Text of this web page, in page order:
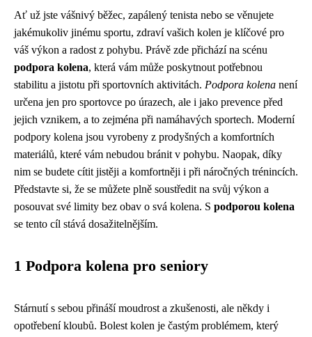
Ať už jste vášnivý běžec, zapálený tenista nebo se věnujete
jakémukoliv jinému sportu, zdraví vašich kolen je klíčové pro
váš výkon a radost z pohybu. Právě zde přichází na scénu
podpora kolena, která vám může poskytnout potřebnou
stabilitu a jistotu při sportovních aktivitách. Podpora kolena není
určena jen pro sportovce po úrazech, ale i jako prevence před
jejich vznikem, a to zejména při namáhavých sportech. Moderní
podpory kolena jsou vyrobeny z prodyšných a komfortních
materiálů, které vám nebudou bránit v pohybu. Naopak, díky
nim se budete cítit jistěji a komfortněji i při náročných trénincích.
Představte si, že se můžete plně soustředit na svůj výkon a
posouvat své limity bez obav o svá kolena. S podporou kolena
se tento cíl stává dosažitelnějším.
1 Podpora kolena pro seniory
Stárnutí s sebou přináší moudrost a zkušenosti, ale někdy i
opotřebení kloubů. Bolest kolen je častým problémem, který